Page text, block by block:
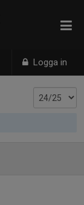
Logga in